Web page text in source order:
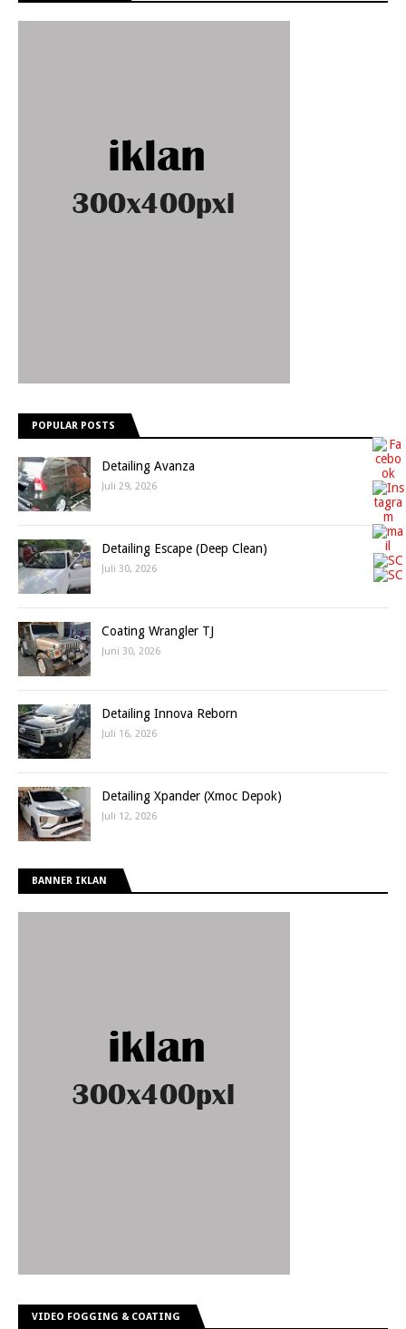
POPULAR POSTS
Detailing Avanza
Juli 29, 2026
Detailing Escape (Deep Clean)
Juli 30, 2026
Coating Wrangler TJ
Juni 30, 2026
Detailing Innova Reborn
Juli 16, 2026
Detailing Xpander (Xmoc Depok)
Juli 12, 2026
BANNER IKLAN
VIDEO FOGGING & COATING